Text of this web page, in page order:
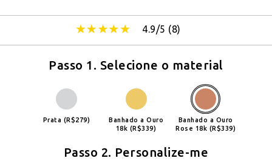
4.9/5 (8)
Passo 1. Selecione o material
Prata (R$279)
Banhado a Ouro
18k (R$339)
Banhado a Ouro
Rose 18k (R$339)
Passo 2. Personalize-me